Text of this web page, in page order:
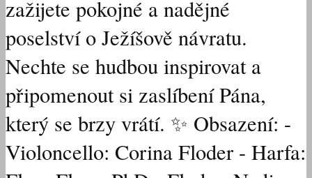
zažijete pokojné a nadějné
poselství o Ježíšově návratu.
Nechte se hudbou inspirovat a
připomenout si zaslíbení Pána,
který se brzy vrátí. ✨ Obsazení: -
Violoncello: Corina Floder - Harfa: